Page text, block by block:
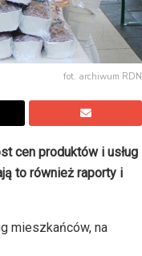
fot. archiwum RDN
cen produktów i usług
to również raporty i
mieszkańców, na